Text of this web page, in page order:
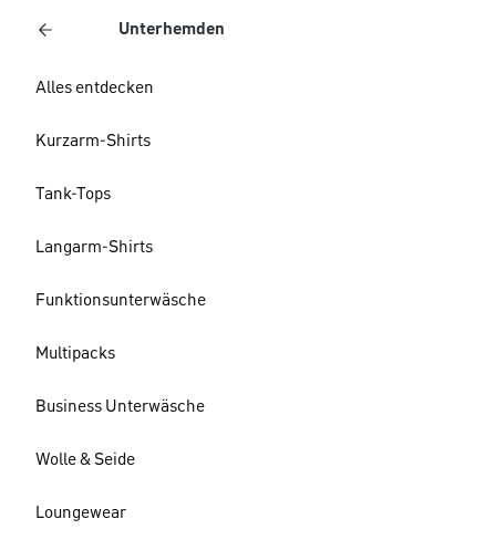
Unterhemden
Alles entdecken
Kurzarm-Shirts
Tank-Tops
Langarm-Shirts
Funktionsunterwäsche
Multipacks
Business Unterwäsche
Wolle & Seide
Loungewear